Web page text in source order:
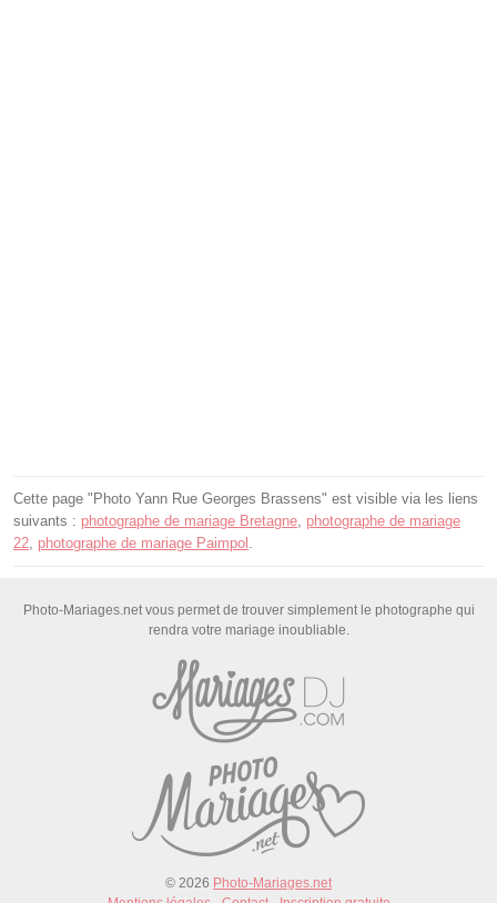
Cette page "Photo Yann Rue Georges Brassens" est visible via les liens
suivants : photographe de mariage Bretagne, photographe de mariage
22, photographe de mariage Paimpol .
Photo-Mariages.net vous permet de trouver simplement le photographe qui
rendra votre mariage inoubliable.
© 2026 Photo-Mariages.net